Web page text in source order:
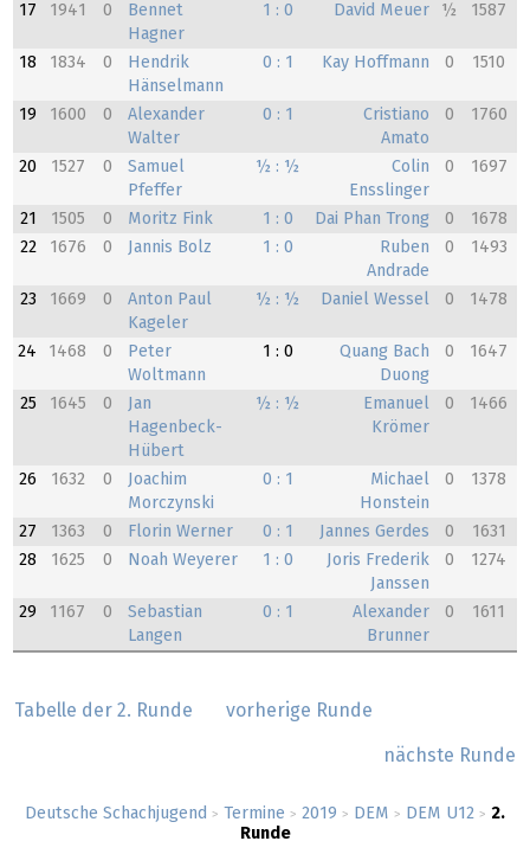
Deutsche Schachjugend > Termine > 2019 > DEM > DEM U12 > 2.
Runde
17 1941 0
Bennet
Hagner
1 : 0 David Meuer ½ 1587
18 1834 0
Hendrik
Hänselmann
0 : 1 Kay Hoffmann 0 1510
19 1600 0
Alexander
Walter
0 : 1
Cristiano
Amato
0 1760
20 1527 0
Samuel
Pfeffer
½ : ½
Colin
Ensslinger
0 1697
21 1505 0 Moritz Fink 1 : 0 Dai Phan Trong 0
1678
22
1676 0 Jannis Bolz 1 : 0
Ruben
Andrade
0 1493
23 1669 0
Anton Paul
Kageler
½ : ½ Daniel Wessel 0 1478
24 1468 0
Peter
Woltmann
1 : 0
Quang Bach
Duong
0 1647
25 1645 0
Jan
Hagenbeck-
Hübert
½ : ½
Emanuel
Krömer
0 1466
26 1632 0
Joachim
Morczynski
0 : 1
Michael
Honstein
0 1378
27 1363 0 Florin Werner 0 : 1 Jannes Gerdes 0
1631
28
1625 0 Noah Weyerer 1 : 0
Joris Frederik
Janssen
0 1274
29 1167 0
Sebastian
Langen
0 : 1
Alexander
Brunner
0 1611
Tabelle der 2. Runde vorherige Runde
nächste Runde